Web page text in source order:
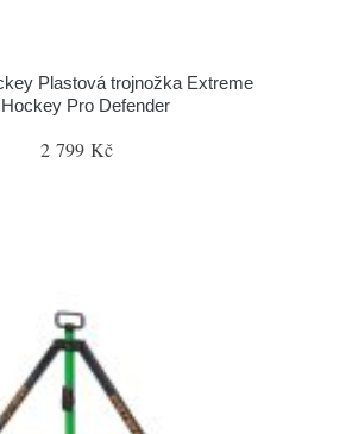
Plastová trojnožka Extreme
Hockey Pro Defender
2 799 Kč